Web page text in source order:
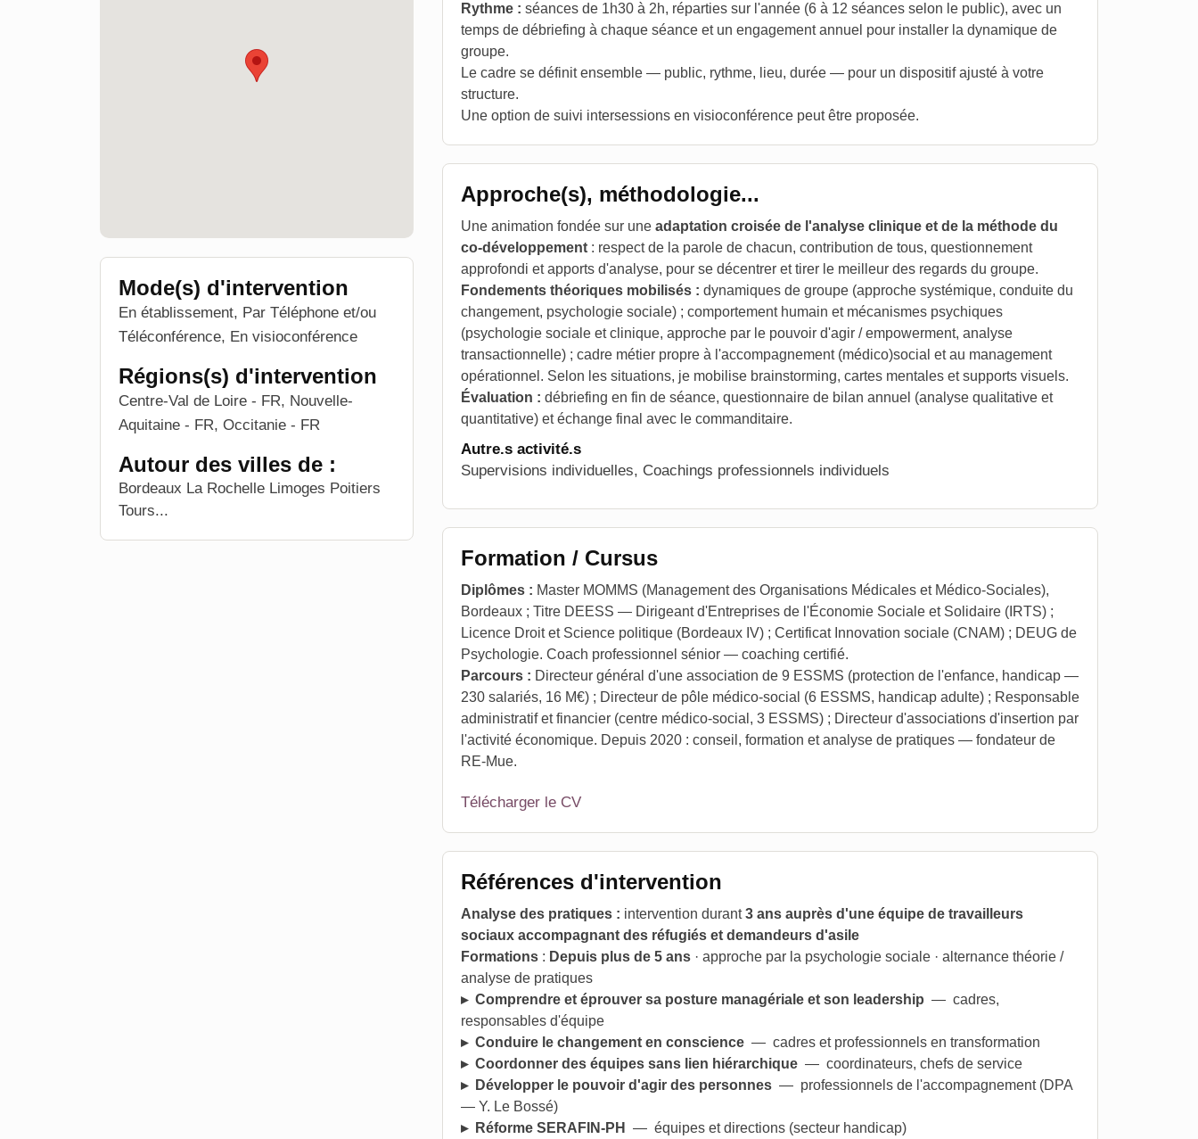
Mode(s) d'intervention
En établissement, Par Téléphone et/ou
Téléconférence, En visioconférence
Régions(s) d'intervention
Centre-Val de Loire - FR, Nouvelle-
Aquitaine - FR, Occitanie - FR
Autour des villes de :
Bordeaux La Rochelle Limoges Poitiers
Tours...
Rythme : séances de 1h30 à 2h, réparties sur l'année (6 à 12 séances selon le public), avec un
temps de débriefing à chaque séance et un engagement annuel pour installer la dynamique de
groupe.
Le cadre se définit ensemble — public, rythme, lieu, durée — pour un dispositif ajusté à votre
structure.
Une option de suivi intersessions en visioconférence peut être proposée.
Approche(s), méthodologie...
Une animation fondée sur une adaptation croisée de l'analyse clinique et de la méthode du
co-développement : respect de la parole de chacun, contribution de tous, questionnement
approfondi et apports d'analyse, pour se décentrer et tirer le meilleur des regards du groupe.
Fondements théoriques mobilisés : dynamiques de groupe (approche systémique, conduite du
changement, psychologie sociale) ; comportement humain et mécanismes psychiques
(psychologie sociale et clinique, approche par le pouvoir d'agir / empowerment, analyse
transactionnelle) ; cadre métier propre à l'accompagnement (médico)social et au management
opérationnel. Selon les situations, je mobilise brainstorming, cartes mentales et supports visuels.
Évaluation : débriefing en fin de séance, questionnaire de bilan annuel (analyse qualitative et
quantitative) et échange final avec le commanditaire.
Autre.s activité.s
Supervisions individuelles, Coachings professionnels individuels
Formation / Cursus
Diplômes : Master MOMMS (Management des Organisations Médicales et Médico-Sociales),
Bordeaux ; Titre DEESS — Dirigeant d'Entreprises de l'Économie Sociale et Solidaire (IRTS) ;
Licence Droit et Science politique (Bordeaux IV) ; Certificat Innovation sociale (CNAM) ; DEUG de
Psychologie. Coach professionnel sénior — coaching certifié.
Parcours : Directeur général d'une association de 9 ESSMS (protection de l'enfance, handicap —
230 salariés, 16 M€) ; Directeur de pôle médico-social (6 ESSMS, handicap adulte) ; Responsable
administratif et financier (centre médico-social, 3 ESSMS) ; Directeur d'associations d'insertion par
l'activité économique. Depuis 2020 : conseil, formation et analyse de pratiques — fondateur de
RE-Mue.
Télécharger le CV
Références d'intervention
Analyse des pratiques : intervention durant3 ans auprès d'une équipe de travailleurs
sociaux accompagnant des réfugiés et demandeurs d'asile
Formations : Depuis plus de 5 ans · approche par la psychologie sociale · alternance théorie /
analyse de pratiques
▸ Comprendre et éprouver sa posture managériale et son leadership — cadres,
responsables d'équipe
▸ Conduire le changement en conscience — cadres et professionnels en transformation
▸ Coordonner des équipes sans lien hiérarchique — coordinateurs, chefs de service
▸ Développer le pouvoir d'agir des personnes — professionnels de l'accompagnement (DPA
— Y. Le Bossé)
▸ Réforme SERAFIN-PH
— équipes et directions (secteur handicap)